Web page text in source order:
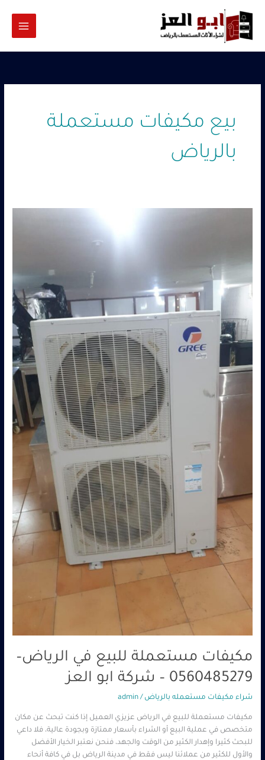
المحتوى
بيع مكيفات مستعملة
بالرياض
مكيفات مستعملة للبيع في الرياض–
0560485279 – شركة ابو العز
شراء مكيفات مستعمله بالرياض /
admin
مكيفات مستعملة للبيع في الرياض عزيزي العميل إذا كنت تبحث عن مكان
متخصص في عملية البيع أو الشراء بأسعار ممتازة وبجودة عالية، فلا داعي
للبحث كثيرا وإهدار الكثير من الوقت والجهد، فنحن نعتبر الخيار الأفضل
والأول للكثير من عملائنا ليس فقط في مدينة الرياض بل في كافة أنحاء
الرياض–
0560485279
شركة
العز